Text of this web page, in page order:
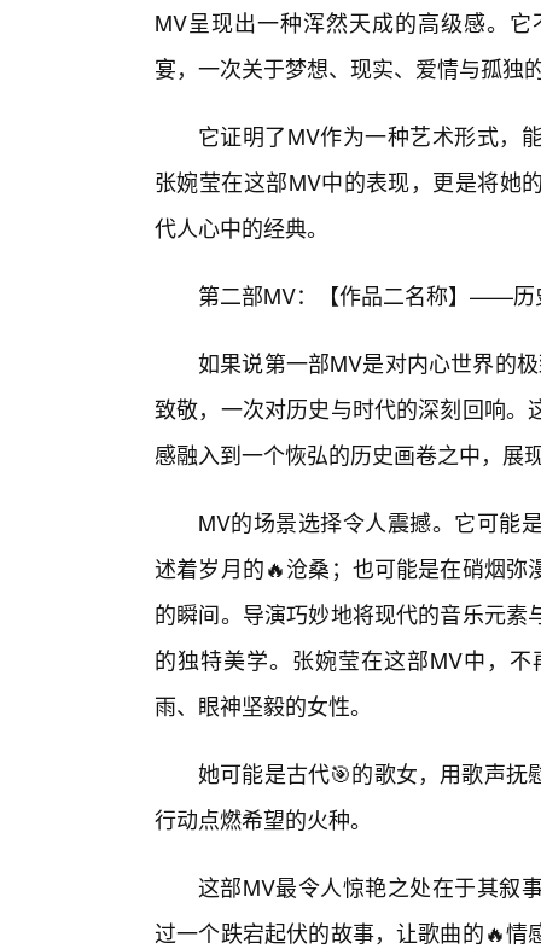
MV呈现出一种浑然天成的高级感。
宴，一次关于梦想、现实、爱情与孤独
它证明了MV作为一种艺术形式，
张婉莹在这部MV中的表现，更是将她
代人心中的经典。
第二部MV：【作品二名称】——历
如果说第一部MV是对内心世界的
致敬，一次对历史与时代的深刻回响
感融入到一个恢弘的历史画卷之中，展
MV的场景选择令人震撼。它可能
述着岁月的🔥沧桑；也可能是在硝烟
的瞬间。导演巧妙地将现代的音乐元
的独特美学。张婉莹在这部MV中，
雨、眼神坚毅的女性。
她可能是古代🎯的歌女，用歌声抚
行动点燃希望的火种。
这部MV最令人惊艳之处在于其叙
过一个跌宕起伏的故事，让歌曲的🔥